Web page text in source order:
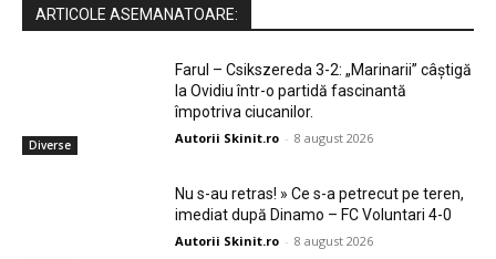
ARTICOLE ASEMANATOARE:
Diverse
Farul – Csikszereda 3-2: „Marinarii” câștigă
la Ovidiu într-o partidă fascinantă
împotriva ciucanilor.
Autorii Skinit.ro - 8 august 2026
Nu s-au retras! » Ce s-a petrecut pe teren,
imediat după Dinamo – FC Voluntari 4-0
Autorii Skinit.ro - 8 august 2026